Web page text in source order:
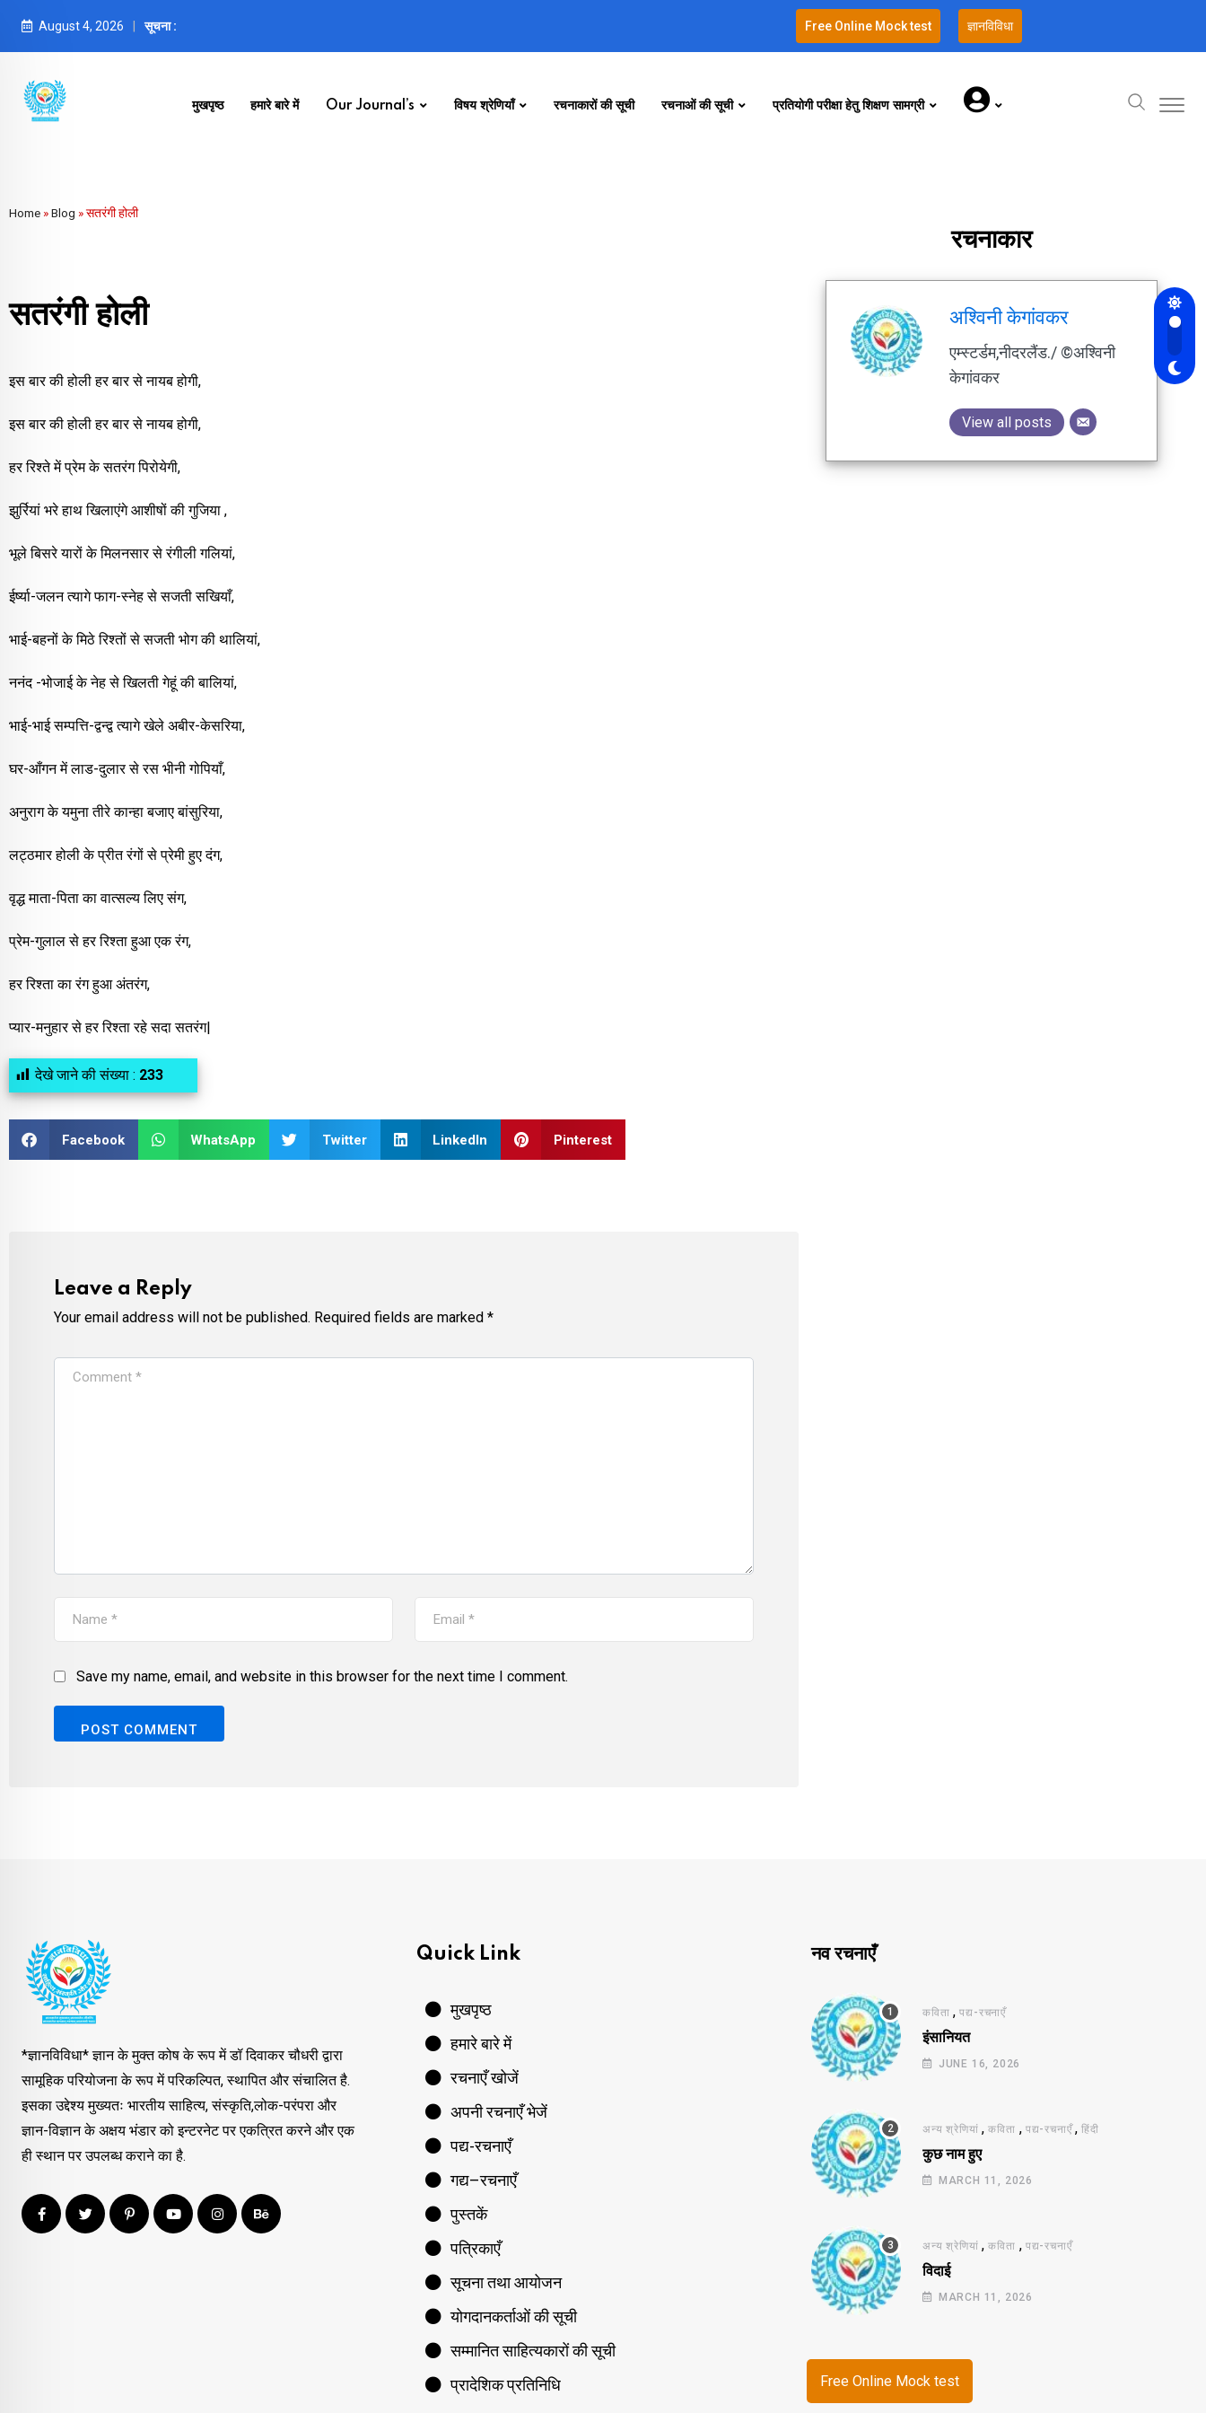
August 4, 2026 सूचना : Free Online Mock test ज्ञानविविधा
मुखपृष्ठ हमारे बारे में Our Journal’s विषय श्रेणियाँ रचनाकारों की सूची रचनाओं की सूची प्रतियोगी परीक्षा हेतु शिक्षण सामग्री
Home »Blog »सतरंगी होली
सतरंगी होली
इस बार की होली हर बार से नायब होगी,
इस बार की होली हर बार से नायब होगी,
हर रिश्ते में प्रेम के सतरंग पिरोयेगी,
झुर्रियां भरे हाथ खिलाएंगे आशीषों की गुजिया ,
भूले बिसरे यारों के मिलनसार से रंगीली गलियां,
ईर्ष्या-जलन त्यागे फाग-स्नेह से सजती सखियाँ,
भाई-बहनों के मिठे रिश्तों से सजती भोग की थालियां,
ननंद -भोजाई के नेह से खिलती गेहूं की बालियां,
भाई-भाई सम्पत्ति-द्वन्द्व त्यागे खेले अबीर-केसरिया,
घर-आँगन में लाड-दुलार से रस भीनी गोपियाँ,
अनुराग के यमुना तीरे कान्हा बजाए बांसुरिया,
लट्ठमार होली के प्रीत रंगों से प्रेमी हुए दंग,
वृद्ध माता-पिता का वात्सल्य लिए संग,
प्रेम-गुलाल से हर रिश्ता हुआ एक रंग,
हर रिश्ता का रंग हुआ अंतरंग,
प्यार-मनुहार से हर रिश्ता रहे सदा सतरंग|
देखे जाने की संख्या : 233
Facebook WhatsApp Twitter LinkedIn Pinterest
Leave a Reply
Your email address will not be published. Required fields are marked *
Save my name, email, and website in this browser for the next time I comment.
रचनाकार
अश्विनी केगांवकर
एम्स्टर्डम,नीदरलैंड./ ©अश्विनी
केगांवकर
View all posts
*ज्ञानविविधा* ज्ञान के मुक्त कोष के रूप में डॉ दिवाकर चौधरी द्वारा
सामूहिक परियोजना के रूप में परिकल्पित, स्थापित और संचालित है.
इसका उद्देश्य मुख्यतः भारतीय साहित्य, संस्कृति,लोक-परंपरा और
ज्ञान-विज्ञान के अक्षय भंडार को इन्टरनेट पर एकत्रित करने और एक
ही स्थान पर उपलब्ध कराने का है.
Quick Link
मुखपृष्ठ
हमारे बारे में
रचनाएँ खोजें
अपनी रचनाएँ भेजें
पद्य-रचनाएँ
गद्य–रचनाएँ
पुस्तकें
पत्रिकाएँ
सूचना तथा आयोजन
योगदानकर्ताओं की सूची
सम्मानित साहित्यकारों की सूची
प्रादेशिक प्रतिनिधि
नव रचनाएँ
कविता ,पद्य-रचनाएँ
इंसानियत
JUNE 16, 2026
अन्य श्रेणियां ,कविता , पद्य-रचनाएँ,हिंदी
कुछ नाम हुए
MARCH 11, 2026
अन्य श्रेणियां ,कविता , पद्य-रचनाएँ
विदाई
MARCH 11, 2026
Free Online Mock test